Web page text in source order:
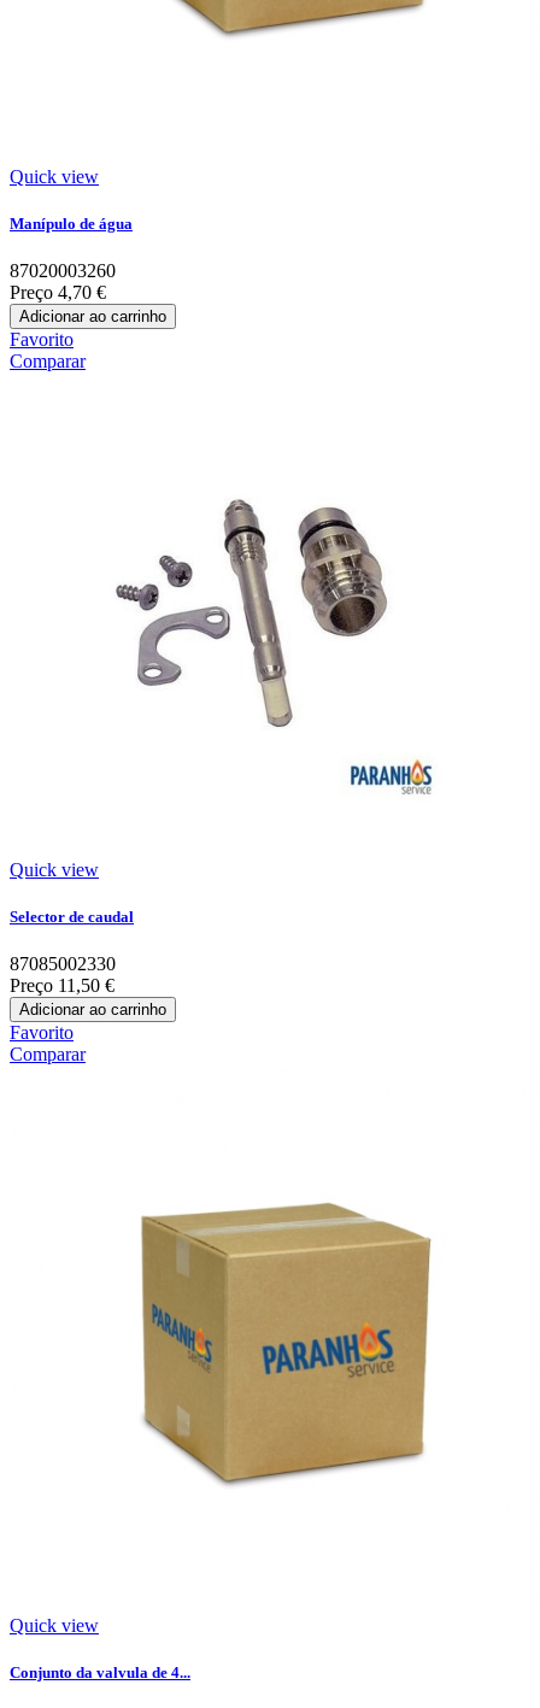
Quick view
Manípulo de água
87020003260
Preço 4,70 €
Adicionar ao carrinho
Favorito
Comparar
Quick view
Selector de caudal
87085002330
Preço 11,50 €
Adicionar ao carrinho
Favorito
Comparar
Quick view
Conjunto da valvula de 4...